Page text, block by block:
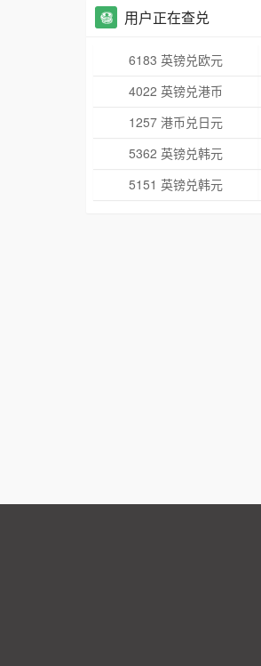
用户正在查兑
6183 英镑兑欧元
4022 英镑兑港币
1257 港币兑日元
5362 英镑兑韩元
5151 英镑兑韩元